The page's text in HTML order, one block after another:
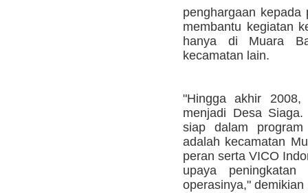
penghargaan
membantu kegiatan
hanya di Muara
kecamatan lain.
"Hingga akhir
menjadi Desa
siap dalam
adalah kecamatan
peran serta VICO
upaya
operasinya," demikian